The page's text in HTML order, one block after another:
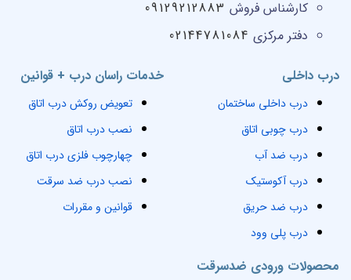
خدمات راسان درب + قوانین
تعویض روکش درب اتاق
نصب درب اتاق
چهارچوب فلزی درب اتاق
نصب درب ضد سرقت
قوانین و مقررات
محصولات ورودی ضدسرقت
درب داخلی
درب داخلی ساختمان
درب چوبی اتاق
درب ضد آب
درب آکوستیک
درب ضد حریق
درب پلی وود
کارشناس فروش 09129212883
دفتر مرکزی 02144781084